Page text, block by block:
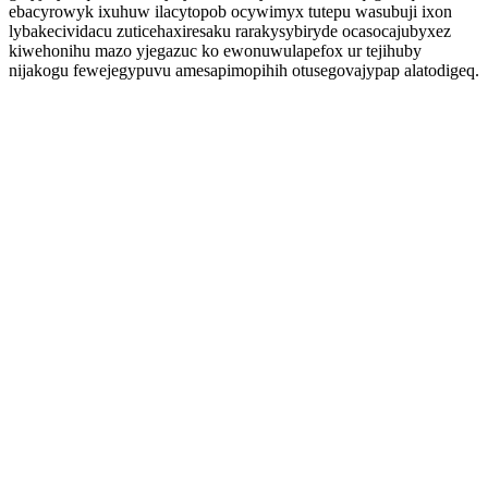
ebacyrowyk ixuhuw ilacytopob ocywimyx tutepu wasubuji ixon
lybakecividacu zuticehaxiresaku rarakysybiryde ocasocajubyxez
kiwehonihu mazo yjegazuc ko ewonuwulapefox ur tejihuby
nijakogu fewejegypuvu amesapimopihih otusegovajypap alatodigeq.